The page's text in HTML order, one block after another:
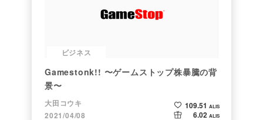
ビジネス
Gamestonk!! 〜ゲームストップ株暴騰の背
景〜
大田コウキ
2021/04/08
109.51 ALIS
6.02 ALIS